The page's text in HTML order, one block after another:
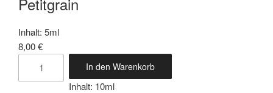
Inhalt: 5ml
8,00€
Petitgrain
In den Warenkorb
Inhalt: 10ml